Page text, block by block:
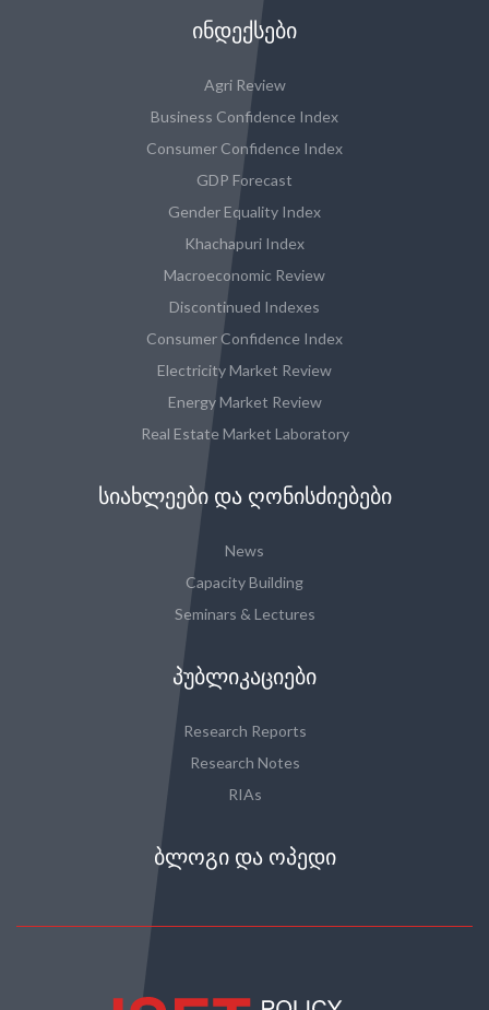
ᲘᲜᲓᲔᲥᲡᲔᲑᲘ
Agri Review
Business Confidence Index
Consumer Confidence Index
GDP Forecast
Gender Equality Index
Khachapuri Index
Macroeconomic Review
Discontinued Indexes
Consumer Confidence Index
Electricity Market Review
Energy Market Review
Real Estate Market Laboratory
ᲡᲘᲐᲮᲚᲔᲔᲑᲘ ᲓᲐ ᲦᲝᲜᲘᲡᲫᲘᲔᲑᲔᲑᲘ
News
Capacity Building
Seminars & Lectures
ᲞᲣᲑᲚᲘᲙᲐᲪᲘᲔᲑᲘ
Research Reports
Research Notes
RIAs
ᲑᲚᲝᲒᲘ ᲓᲐ ᲝᲞᲔᲓᲘ